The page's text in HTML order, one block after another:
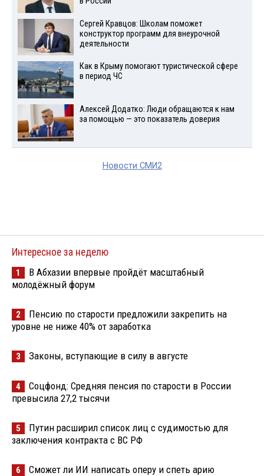
Сергей Кравцов: Школам поможет
конструктор программ для внеурочной
деятельности
Как в Крыму помогают туристической сфере
в период ЧС
Алексей Додатко: Люди обращаются к нам
за помощью — это показатель доверия
Новости СМИ2
Интересное за неделю
1
В Абхазии впервые пройдёт масштабный
молодёжный форум
2
Пенсию по старости предложили закрепить на
уровне не ниже 40% от заработка
3 Законы, вступающие в силу в августе
4
Соцфонд: Средняя пенсия по старости в России
превысила 27,2 тысячи
5
Путин расширил список лиц с судимостью для
заключения контракта с ВС РФ
6 Сможет ли ИИ написать оперу и спеть арию